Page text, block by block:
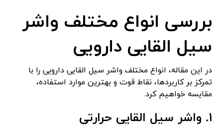
بررسی انواع مختلف واشر
سیل القایی دارویی
در این مقاله، انواع مختلف واشر سیل القایی دارویی را با
تمرکز بر کاربردها، نقاط قوت و بهترین موارد استفاده،
مقایسه خواهیم کرد.
1. واشر سیل القایی حرارتی